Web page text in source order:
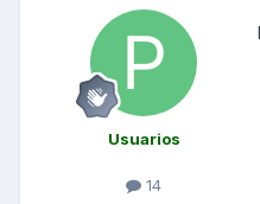
Usuarios
14